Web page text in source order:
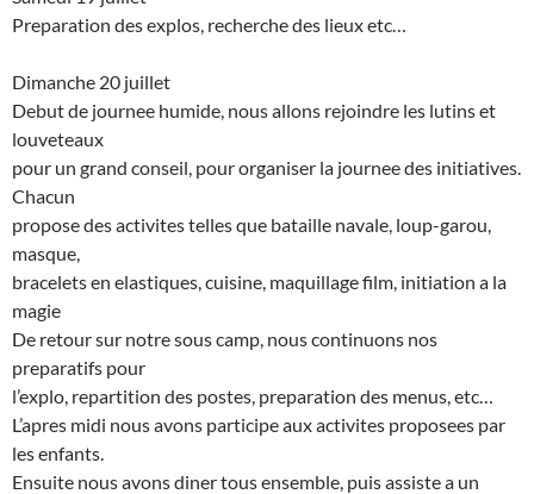
Preparation des explos, recherche des lieux etc…
Dimanche 20 juillet
Debut de journee humide, nous allons rejoindre les lutins et
louveteaux
pour un grand conseil, pour organiser la journee des initiatives.
Chacun
propose des activites telles que bataille navale, loup-garou,
masque,
bracelets en elastiques, cuisine, maquillage film, initiation a la
magie
De retour sur notre sous camp, nous continuons nos
preparatifs pour
l’explo, repartition des postes, preparation des menus, etc…
L’apres midi nous avons participe aux activites proposees par
les enfants.
Ensuite nous avons diner tous ensemble, puis assiste a un